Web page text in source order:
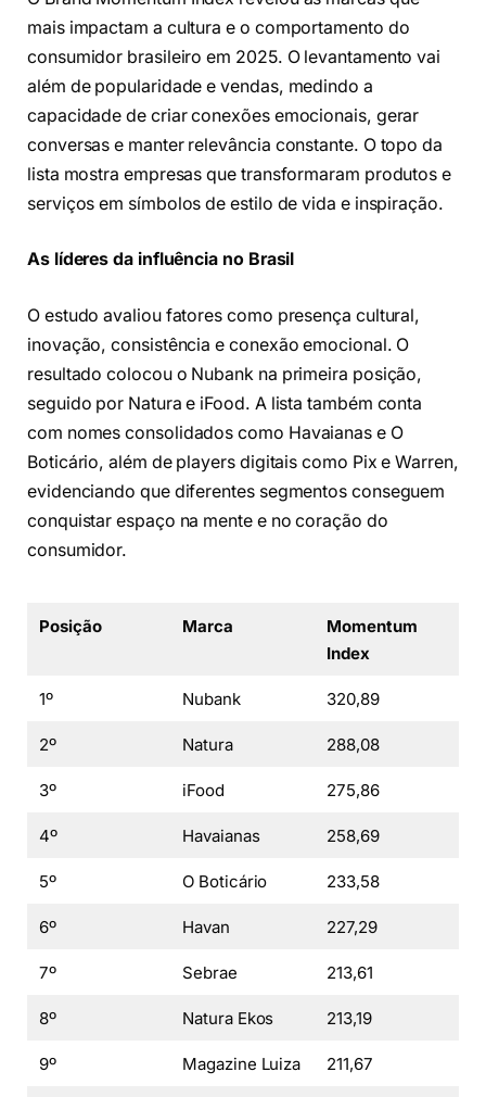
mais impactam a cultura e o comportamento do
consumidor brasileiro em 2025. O levantamento vai
além de popularidade e vendas, medindo a
capacidade de criar conexões emocionais, gerar
conversas e manter relevância constante. O topo da
lista mostra empresas que transformaram produtos e
serviços em símbolos de estilo de vida e inspiração.
As líderes da influência no Brasil
O estudo avaliou fatores como presença cultural,
inovação, consistência e conexão emocional. O
resultado colocou o Nubank na primeira posição,
seguido por Natura e iFood. A lista também conta
com nomes consolidados como Havaianas e O
Boticário, além de players digitais como Pix e Warren,
evidenciando que diferentes segmentos conseguem
conquistar espaço na mente e no coração do
consumidor.
Posição Marca
Momentum
Index
1º Nubank 320,89
2º Natura 288,08
3º iFood 275,86
4º Havaianas 258,69
5º O Boticário 233,58
6º Havan 227,29
7º Sebrae 213,61
8º Natura Ekos 213,19
9º Magazine Luiza 211,67